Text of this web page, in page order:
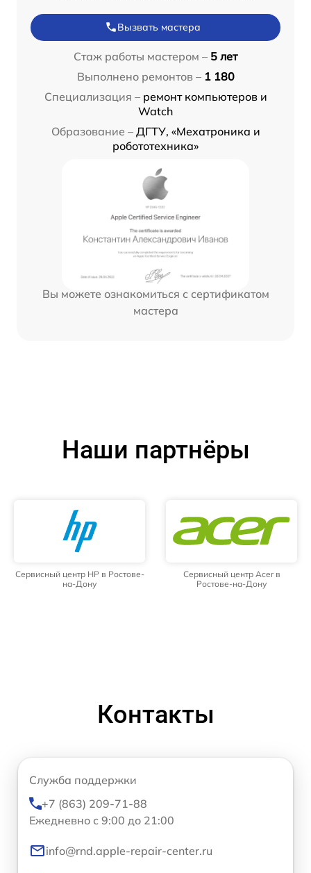
Вызвать мастера
Стаж работы мастером – 5 лет
Выполнено ремонтов – 1 180
Специализация – ремонт компьютеров и
Watch
Образование – ДГТУ, «Мехатроника и
робототехника»
Вы можете ознакомиться с сертификатом
мастера
Наши партнёры
Сервисный центр HP в Ростове-
на-Дону
Сервисный центр Acer в
Ростове-на-Дону
Контакты
Служба поддержки
+7 (863) 209-71-88
Ежедневно с 9:00 до 21:00
info@rnd.apple-repair-center.ru